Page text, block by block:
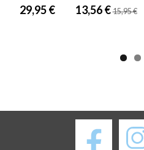
29,95 € 13,56 €15,95 €